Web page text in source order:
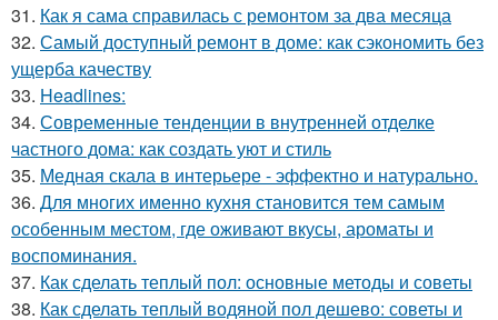
31. Как я сама справилась с ремонтом за два месяца
32. Самый доступный ремонт в доме: как сэкономить без
ущерба качеству
33. Headlines:
34. Современные тенденции в внутренней отделке
частного дома: как создать уют и стиль
35. Медная скала в интерьере - эффектно и натурально.
36. Для многих именно кухня становится тем самым
особенным местом, где оживают вкусы, ароматы и
воспоминания.
37. Как сделать теплый пол: основные методы и советы
38. Как сделать теплый водяной пол дешево: советы и